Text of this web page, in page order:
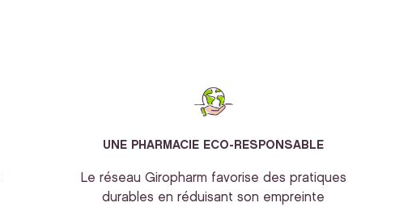
UNE PHARMACIE ECO-RESPONSABLE
Le réseau Giropharm favorise des pratiques
durables en réduisant son empreinte